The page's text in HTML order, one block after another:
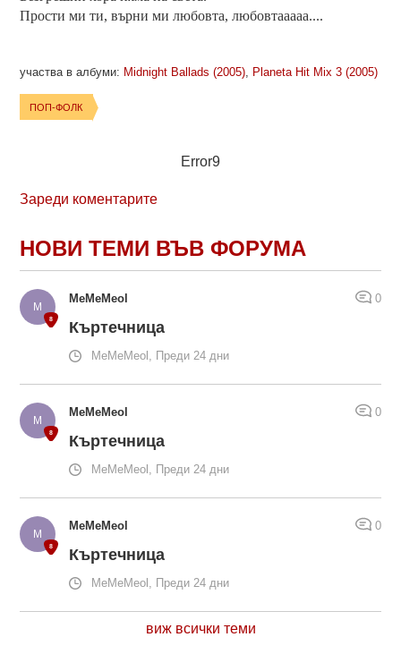
Прости ми ти, върни ми любовта, любовтааааа....
участва в албуми: Midnight Ballads (2005) Planeta Hit Mix 3 (2005)
ПОП-ФОЛК
Error9
Зареди коментарите
НОВИ ТЕМИ ВЪВ ФОРУМА
MeMeMeol 0
Къртечница
MeMeMeol, Преди 24 дни
MeMeMeol 0
Къртечница
MeMeMeol, Преди 24 дни
MeMeMeol 0
Къртечница
MeMeMeol, Преди 24 дни
виж всички теми